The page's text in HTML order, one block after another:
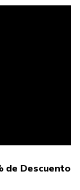
de Descuento